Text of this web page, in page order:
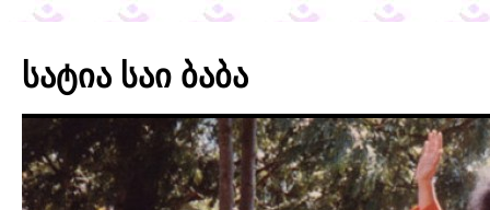
სატია საი ბაბა